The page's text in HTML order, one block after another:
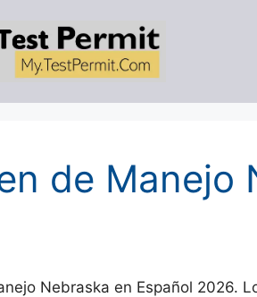
de Manejo
Nebraska en Español 2026.